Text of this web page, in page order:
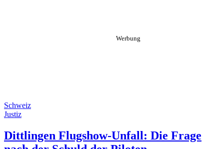
Schweiz
Justiz
Dittlingen Flugshow-Unfall: Die Frage